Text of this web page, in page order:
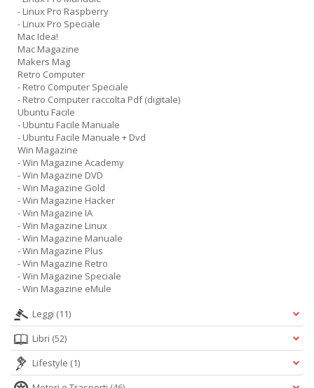
- Linux Pro Raspberry
- Linux Pro Speciale
Mac Idea!
Mac Magazine
Makers Mag
Retro Computer
- Retro Computer Speciale
- Retro Computer raccolta Pdf (digitale)
Ubuntu Facile
- Ubuntu Facile Manuale
- Ubuntu Facile Manuale + Dvd
Win Magazine
- Win Magazine Academy
- Win Magazine DVD
- Win Magazine Gold
- Win Magazine Hacker
- Win Magazine IA
- Win Magazine Linux
- Win Magazine Manuale
- Win Magazine Plus
- Win Magazine Retro
- Win Magazine Speciale
- Win Magazine eMule
Leggi (11)
Libri (52)
Lifestyle (1)